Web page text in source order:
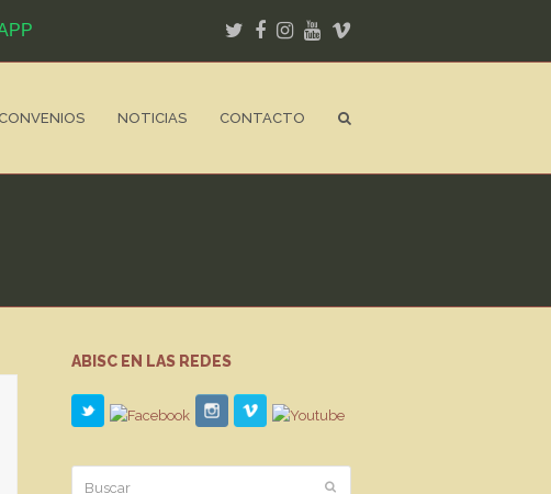
Twitter
Facebook
Instagram
Youtube
CONVENIOS NOTICIAS CONTACTO
ABISC EN LAS REDES